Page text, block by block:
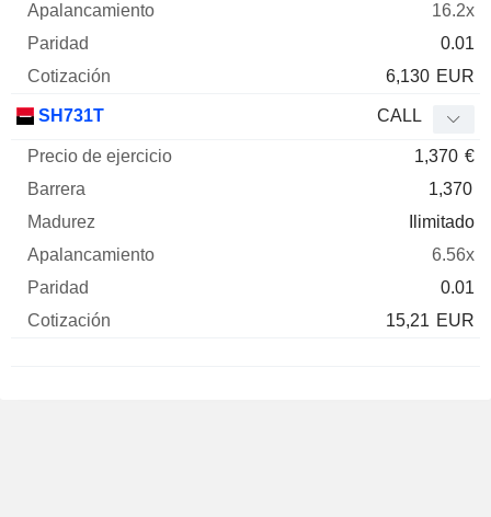
16.2x
0.01
6,130 EUR
SH731T CALL
1,370 €
1,370
Ilimitado
6.56x
0.01
15,21 EUR